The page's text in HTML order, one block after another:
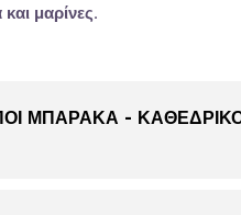
μαρίνες.
ΜΠΑΡΑΚΑ -